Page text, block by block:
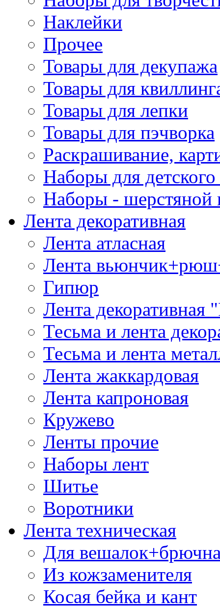
Наклейки
Прочее
Товары для декупажа
Товары для
Товары для лепки
Товары для пэчворка
Раскрашивание,
Наборы для
Наборы - шерстяной
Лента декоративная
Лента атласная
Лента
Гипюр
Лента декоративная
Тесьма и лента
Тесьма и лента
Лента жаккардовая
Лента капроновая
Кружево
Ленты прочие
Наборы лент
Шитье
Воротники
Лента техническая
Для
Из кожзаменителя
Косая бейка и кант